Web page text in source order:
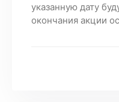
указанную дату
окончания акции